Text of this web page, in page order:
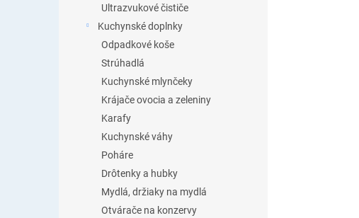
Ultrazvukové čističe
Kuchynské doplnky
Odpadkové koše
Strúhadlá
Kuchynské mlynčeky
Krájače ovocia a zeleniny
Karafy
Kuchynské váhy
Poháre
Drôtenky a hubky
Mydlá, držiaky na mydlá
Otvárače na konzervy